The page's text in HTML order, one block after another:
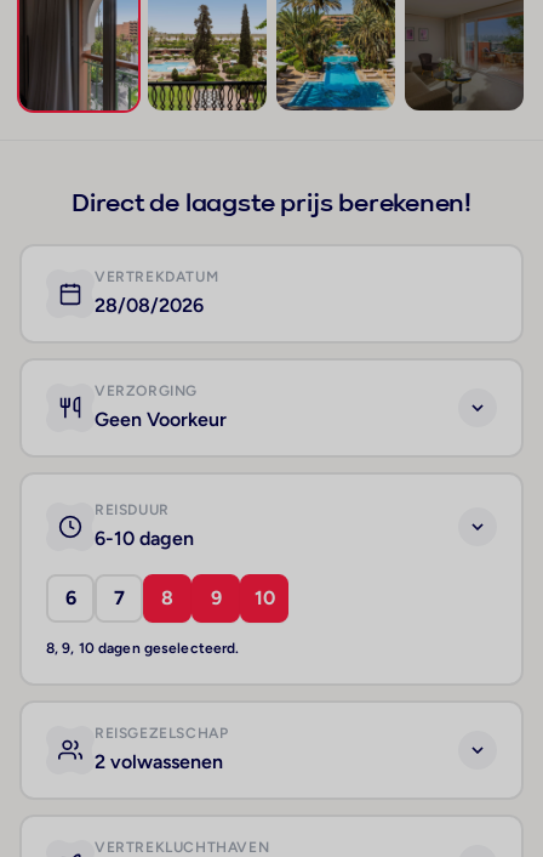
Direct de laagste prijs berekenen!
VERTREKDATUM
28/08/2026
VERZORGING
Geen Voorkeur
REISDUUR
6-10 dagen
6 7 8 9 10
8, 9, 10 dagen geselecteerd.
REISGEZELSCHAP
2 volwassenen
VERTREKLUCHTHAVEN